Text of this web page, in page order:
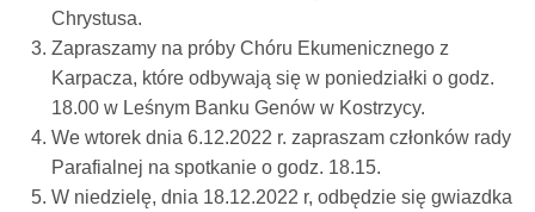
Chrystusa.
Zapraszamy na próby Chóru Ekumenicznego z
Karpacza, które odbywają się w poniedziałki o godz.
18.00 w Leśnym Banku Genów w Kostrzycy.
We wtorek dnia 6.12.2022 r. zapraszam członków rady
Parafialnej na spotkanie o godz. 18.15.
W niedzielę, dnia 18.12.2022 r, odbędzie się gwiazdka